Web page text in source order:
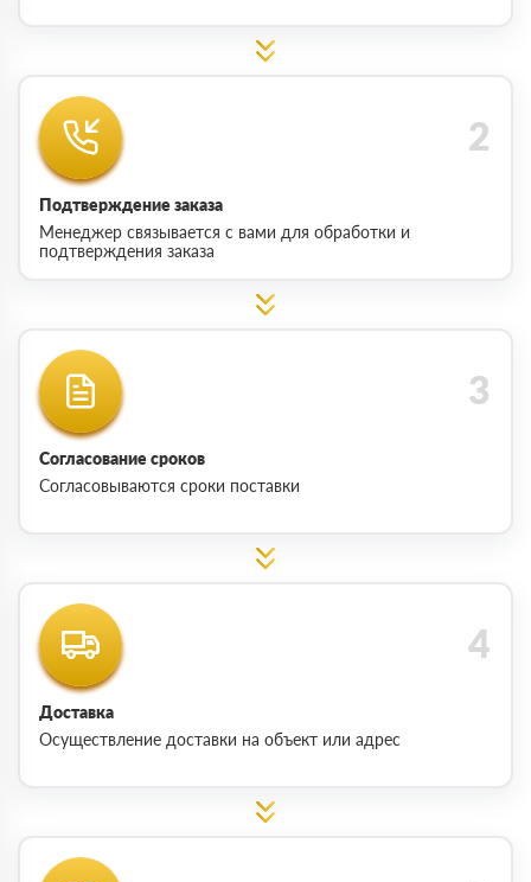
Подтверждение заказа
Менеджер связывается с вами для обработки и
подтверждения заказа
Согласование сроков
Согласовываются сроки поставки
Доставка
Осуществление доставки на объект или адрес